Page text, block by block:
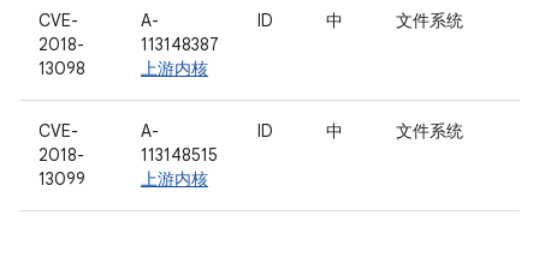
CVE-
2018-
13098
A-
113148387
上游内核
ID 中 文件系统
CVE-
2018-
13099
A-
113148515
上游内核
ID 中 文件系统